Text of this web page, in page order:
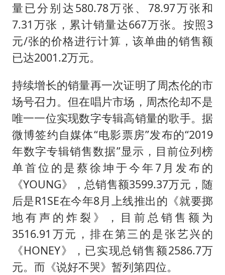
量已分别达580.78万张、78.97万张和
7.31万张，累计销量达667万张。按照3
元/张的价格进行计算，该单曲的销售额
已达2001.2万元。
持续增长的销量再一次证明了周杰伦的市
场号召力。但在唱片市场，周杰伦却不是
唯一一位实现数字专辑高销量的歌手。据
微博签约自媒体“电影票房”发布的“2019
年数字专辑销售数据”显示，目前位列榜
单首位的是蔡徐坤于今年7月发布的
《YOUNG》，总销售额3599.37万元，随
后是R1SE在今年8月上线推出的《就要掷
地有声的炸裂》，目前总销售额为
3516.91万元，排在第三的是张艺兴的
《HONEY》，已实现总销售额2586.7万
元。而《说好不哭》暂列第四位。